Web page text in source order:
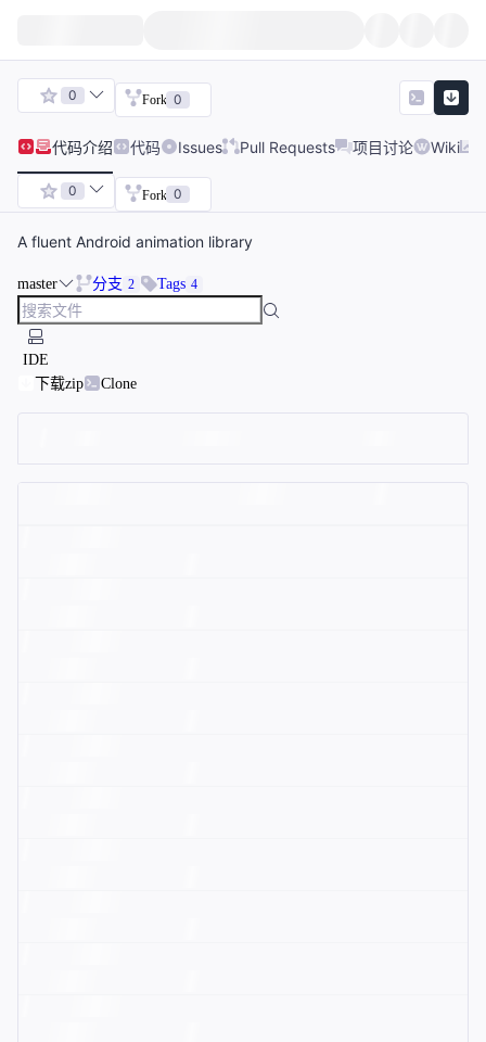
0 Fork 0
代码介绍 代码 Issues Pull Requests 项目讨论 Wiki
0 Fork 0
A fluent Android animation library
master 分支 2 Tags 4
IDE
下载zip
Clone